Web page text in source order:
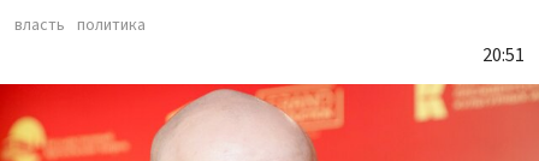
власть политика
20:51